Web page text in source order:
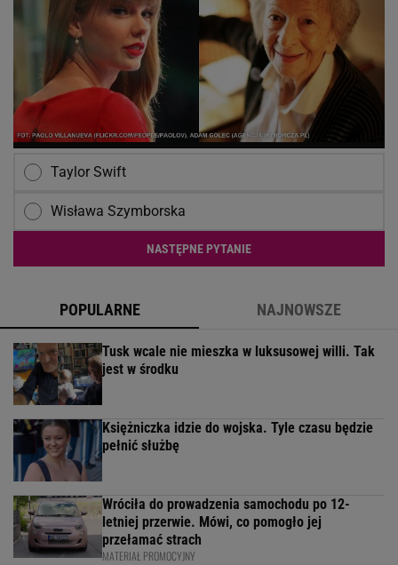
Taylor Swift
Wisława Szymborska
NASTĘPNE PYTANIE
POPULARNE NAJNOWSZE
Tusk wcale nie mieszka w luksusowej willi. Tak
jest w środku
Księżniczka idzie do wojska. Tyle czasu będzie
pełnić służbę
Wróciła do prowadzenia samochodu po 12-
letniej przerwie. Mówi, co pomogło jej
przełamać strach
MATERIAŁ PROMOCYJNY